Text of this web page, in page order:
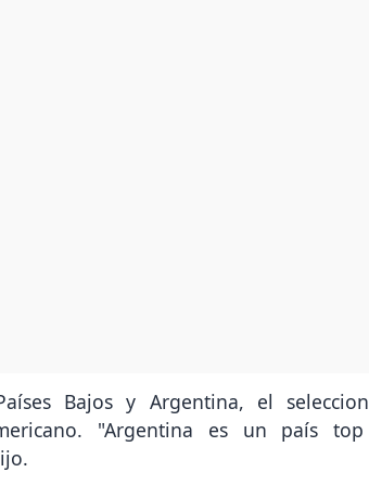
Bajos y Argentina, el
"Argentina es un país